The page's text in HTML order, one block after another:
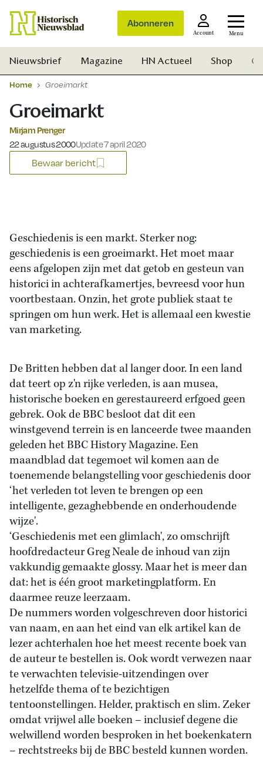
Abonneren
Account Menu
Zoek
Nieuwsbrief Magazine HN Actueel Shop
Home Groeimarkt
Groeimarkt
Mirjam Prenger
Gepubliceerd op:
22 augustus 2000Update 7 april 2020
Bewaar bericht
Geschiedenis is een markt. Sterker nog:
geschiedenis is een groeimarkt. Het moet maar
eens afgelopen zijn met dat getob en gesteun van
historici in achterafkamertjes, bevreesd voor hun
voortbestaan. Onzin, het grote publiek staat te
springen om hun werk. Het is allemaal een kwestie
van marketing.
De Britten hebben dat al langer door. In een land
dat teert op z'n rijke verleden, is aan musea,
historische boeken en gerestaureerd erfgoed geen
gebrek. Ook de BBC besloot dat dit een
winstgevend terrein is en lanceerde twee maanden
geleden het BBC History Magazine. Een
maandblad dat tegemoet wil komen aan de
toenemende belangstelling voor geschiedenis door
‘het verleden tot leven te brengen op een
intelligente, gezaghebbende en onderhoudende
wijze'.
‘Geschiedenis met een glimlach', zo omschrijft
hoofdredacteur Greg Neale de inhoud van zijn
vakkundig gemaakte glossy. Maar het is meer dan
dat: het is één groot marketingplatform. En
daarmee reuze leerzaam.
De nummers worden volgeschreven door historici
van naam, en aan het eind van elk artikel kan de
lezer achterhalen hoe het meest recente boek van
de auteur te bestellen is. Ook wordt verwezen naar
te verwachten televisie-uitzendingen over
hetzelfde thema of te bezichtigen
tentoonstellingen. Helder, praktisch en slim. Zeker
omdat vrijwel alle boeken – inclusief degene die
welwillend worden besproken in het boekenkatern
– rechtstreeks bij de BBC besteld kunnen worden.